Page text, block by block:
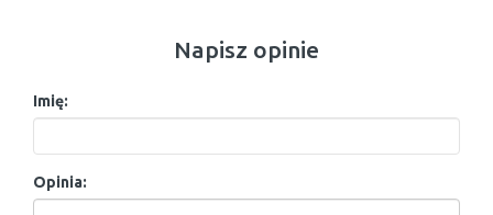
Napisz opinie
Imię:
Opinia: